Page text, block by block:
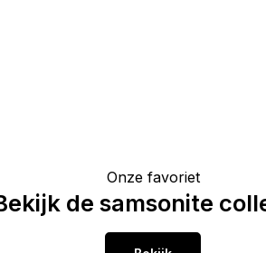
Onze favoriet
de samsonite